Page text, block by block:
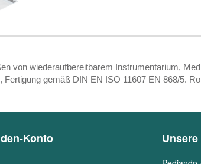
von wiederaufbereitbarem Instrumentarium,
Fertigung gemäß DIN EN ISO 11607 EN 868/5.
Konto